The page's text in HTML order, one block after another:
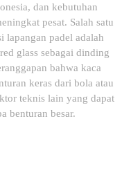
dan kebutuhan
pesat. Salah satu
lapangan padel adalah
glass sebagai dinding
bahwa kaca
keras dari bola atau
teknis lain yang dapat
benturan besar.